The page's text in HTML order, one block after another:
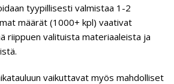
tyypillisesti valmistaa 1-2
määrät (1000+ kpl) vaativat
riippuen valituista materiaaleista ja
vaikuttavat myös mahdolliset